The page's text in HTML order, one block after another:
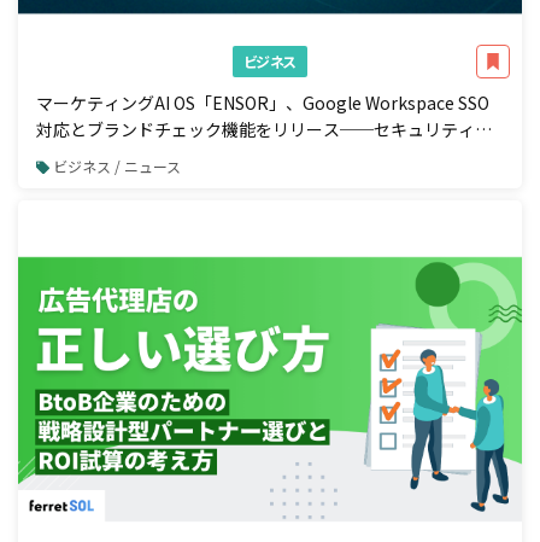
ビジネス
マーケティングAI OS「ENSOR」、Google Workspace SSO
対応とブランドチェック機能をリリース──セキュリティ強
化と広告配信前の自動コンプラ検知を一体で実現
ビジネス / ニュース